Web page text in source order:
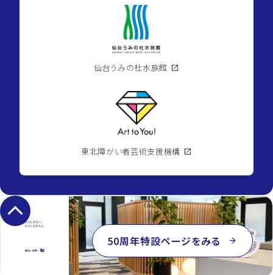
仙台うみの杜水族館 open_in_new
東北障がい者芸術支援機構 open_in_new
keyboard_arrow_up
50周年特設ページをみる arrow_forward